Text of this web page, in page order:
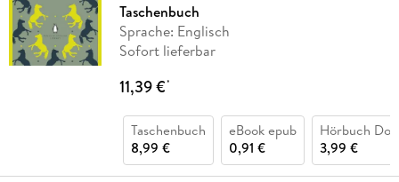
Taschenbuch
Sprache: Englisch
Sofort lieferbar
11,39 €*
Taschenbuch
8,99 €
eBook epub
0,91 €
Hörbuch
3,99 €